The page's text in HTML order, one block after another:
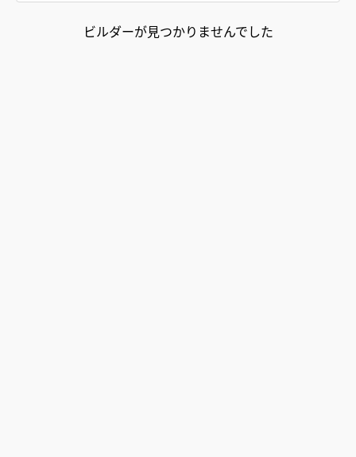
ビルダーが見つかりませんでした